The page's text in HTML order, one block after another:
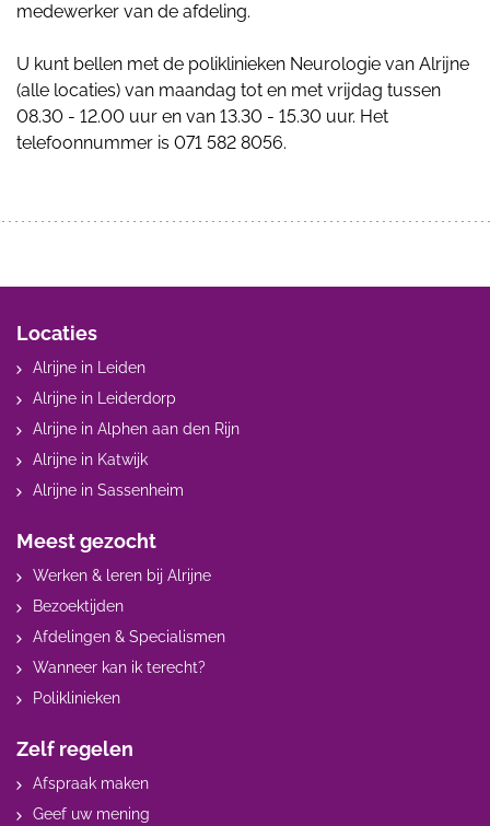
medewerker van de afdeling.
U kunt bellen met de poliklinieken Neurologie van Alrijne
(alle locaties) van maandag tot en met vrijdag tussen
08.30 - 12.00 uur en van 13.30 - 15.30 uur. Het
telefoonnummer is 071 582 8056.
Locaties
Alrijne in Leiden
Alrijne in Leiderdorp
Alrijne in Alphen aan den Rijn
Alrijne in Katwijk
Alrijne in Sassenheim
Meest gezocht
Werken & leren bij Alrijne
Bezoektijden
Afdelingen & Specialismen
Wanneer kan ik terecht?
Poliklinieken
Zelf regelen
Afspraak maken
Geef uw mening